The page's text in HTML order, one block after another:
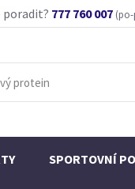
777 760 007 (po-
SPORTOVNÍ